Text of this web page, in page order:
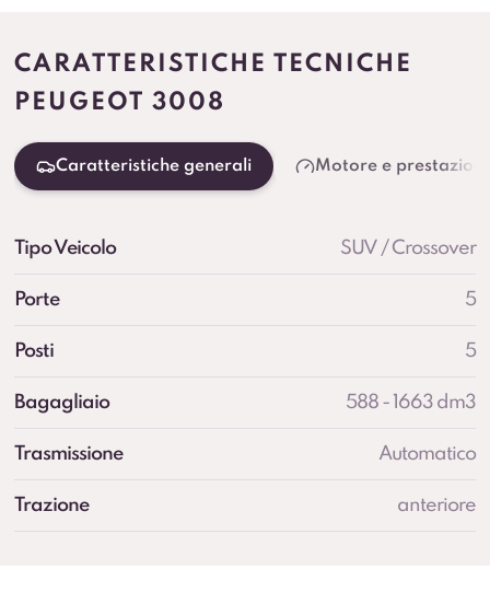
CARATTERISTICHE TECNICHE
PEUGEOT 3008
Caratteristiche generali Motore e prestazioni
Tipo Veicolo SUV / Crossover
Porte 5
Posti 5
Bagagliaio 588 - 1663 dm3
Trasmissione Automatico
Trazione anteriore